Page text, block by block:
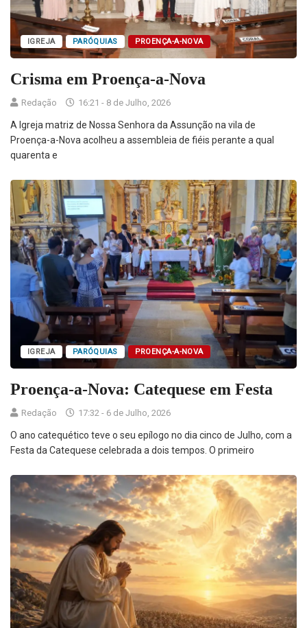
IGREJA PARÓQUIAS PROENÇA-A-NOVA
Crisma em Proença-a-Nova
Redação 16:21 - 8 de Julho, 2026
A Igreja matriz de Nossa Senhora da Assunção na vila de
Proença-a-Nova acolheu a assembleia de fiéis perante a qual
quarenta e
IGREJA PARÓQUIAS PROENÇA-A-NOVA
Proença-a-Nova: Catequese em Festa
Redação 17:32 - 6 de Julho, 2026
O ano catequético teve o seu epílogo no dia cinco de Julho, com a
Festa da Catequese celebrada a dois tempos. O primeiro